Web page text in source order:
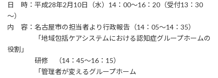
日 時：平成28年2月10日（水）14：00～16：20（受付13：30
～）
内 容：名古屋市の担当者より行政報告（14：05～14：35）
「地域包括ケアシステムにおける認知症グループホームの
役割」
研修 （14：45～16：15）
「管理者が変えるグループホーム